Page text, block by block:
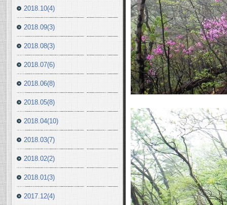
2018.10(4)
2018.09(3)
2018.08(3)
2018.07(6)
2018.06(8)
2018.05(8)
2018.04(10)
2018.03(7)
2018.02(2)
2018.01(3)
2017.12(4)